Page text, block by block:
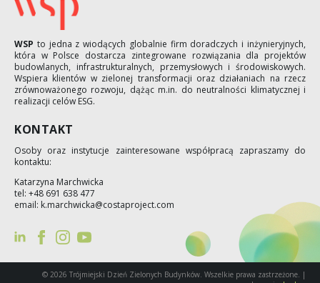
WSP to jedna z wiodących globalnie firm doradczych i inżynieryjnych,
która w Polsce dostarcza zintegrowane rozwiązania dla projektów
budowlanych, infrastrukturalnych, przemysłowych i środowiskowych.
Wspiera klientów w zielonej transformacji oraz działaniach na rzecz
zrównoważonego rozwoju, dążąc m.in. do neutralności klimatycznej i
realizacji celów ESG.
KONTAKT
Osoby oraz instytucje zainteresowane współpracą zapraszamy do
kontaktu:
Katarzyna Marchwicka
tel: +48 691 638 477
email: k.marchwicka@costaproject.com
© 2026 Trójmiejski Dzień Zielonych Budynków. Wszelkie prawa zastrzeżone. |